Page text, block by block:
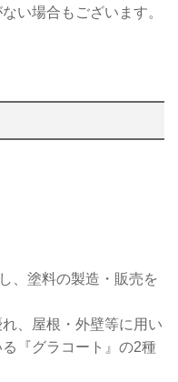
い場合もございます。
、塗料の製造・販売を
、屋根・外壁等に用い
『グラコート』の2種